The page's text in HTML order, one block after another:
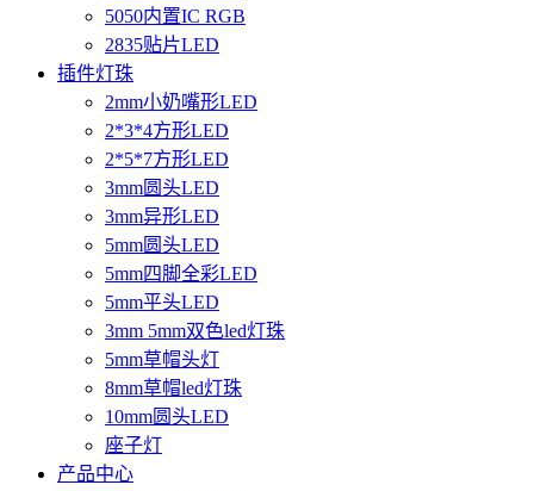
5050内置IC RGB
2835贴片LED
插件灯珠
2mm小奶嘴形LED
2*3*4方形LED
2*5*7方形LED
3mm圆头LED
3mm异形LED
5mm圆头LED
5mm四脚全彩LED
5mm平头LED
3mm 5mm双色led灯珠
5mm草帽头灯
8mm草帽led灯珠
10mm圆头LED
座子灯
产品中心